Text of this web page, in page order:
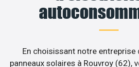
En choisissant notre entreprise
panneaux solaires à Rouvroy (62),